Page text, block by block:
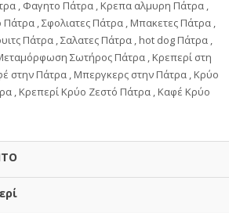
, Φαγητο Πάτρα , Κρεπα αλμυρη Πάτρα ,
, Σφολιατες Πάτρα , Μπακετες Πάτρα ,
Πάτρα , Σαλατες Πάτρα , hot dog Πάτρα ,
Σωτήρος Πάτρα , Κρεπερί στη
Πάτρα , Μπεργκερς στην Πάτρα , Κρύο
, Κρεπερί Κρύο Ζεστό Πάτρα , Καφέ Κρύο